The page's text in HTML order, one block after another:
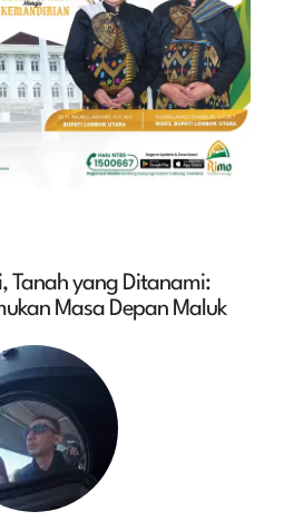
Tanah yang Ditanami:
Masa Depan Maluk